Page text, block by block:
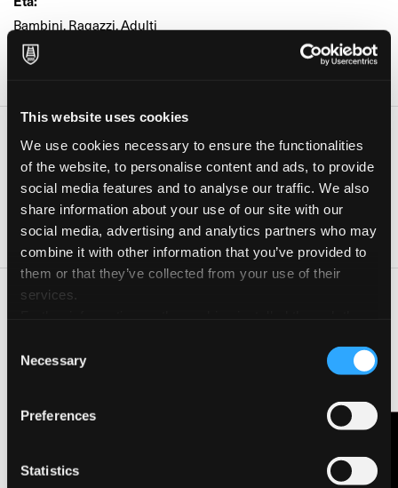
This website uses cookies
We use cookies necessary to ensure the functionalities
of the website, to personalise content and ads, to provide
social media features and to analyse our traffic. We also
share information about your use of our site with our
social media, advertising and analytics partners who may
combine it with other information that you’ve provided to
them or that they’ve collected from your use of their
services.
Selection
Necessary
Preferences
Statistics
Bambini, Ragazzi, Adulti
Dove:
Date e orari
Giorno Orario
12 Ott 2025
16:00-19:00
Saranno proposti laboratori per bambini e adulti:
Illustrazione e fumetto con Luca Longi e Chiara Ficarelli.
Libri Liberi (collage e scrittura creativa) con Chiara Crisoliti.
Letture albi illustrati e laboratorio creativo-espressivo con
Nyubu associazione culturale.
Pittura con Cipriano Olivieri.
Contattaci